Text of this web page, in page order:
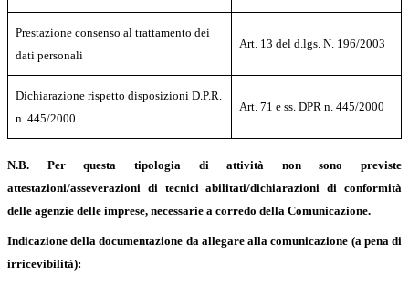
Prestazione consenso al trattamento dei
dati personali
Art. 13 del d.lgs. N. 196/2003
Dichiarazionerispetto disposizioni D.P.R.
n. 445/2000
Art. 71 e ss. DPR n. 445/2000
N.B. Per questa tipologia di attività non sono previste
attestazioni/asseverazioni di tecnici abilitati/dichiarazioni di conformità
delle agenzie delle imprese, necessarie a corredo della Comunicazione.
Indicazione della documentazione da allegare alla comunicazione (a pena di
irricevibilità):